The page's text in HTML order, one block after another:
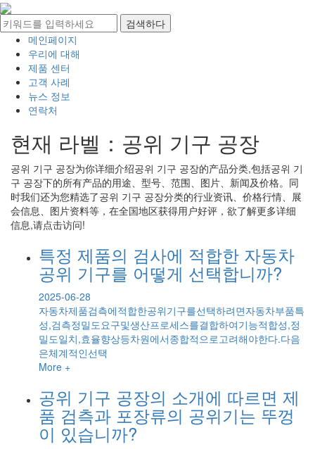
메인페이지
우리에 대해
제품 센터
고객 사례
뉴스 정보
연락처
현재 라벨： 공위 기구 공장
공위 기구 공장为你详细介绍공위 기구 공장的产品分类,包括공위 기
구 공장下的所有产品的用途、型号、范围、图片、新闻及价格。同
时我们还为您精选了공위 기구 공장分类的行业资讯、价格行情、展
会信息、图片资料等，在全国地区获得用户好评，欲了解更多详细
信息,请点击访问!
특정 제품의 검사에 적합한 자동차
공위 기구를 어떻게 선택합니까?
2025-06-28
자동차제품검측에적합한공위기구를선택하려면자동차부품특
성,검측정밀도요구및생산프로세스를결합하여기능적합성,정
밀도일치,효율향상등차원에서종합적으로고려해야한다.다음
은체계적인선택
More +
공위 기구 공장의 소개에 따르면 제
품 검측과 포장류의 공위기는 뚜껑
이 있습니까?